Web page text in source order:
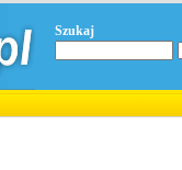
Szukaj